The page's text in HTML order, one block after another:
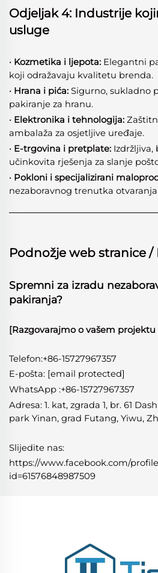
Odjeljak 4: Industrije
usluge
· Kozmetika i ljepota: Elegantni
koji odražavaju kvalitetu brenda.
· Hrana i pića: Sigurno, sukladno
pakiranje za hranu.
· Elektronika i tehnologija:
ambalaža za osjetljive uređaje.
· E-trgovina i pretplate: Izdržljiva,
učinkovita rješenja za slanje
· Pokloni i specijalizirani
nezaboravnog trenutka
Podnožje web stranice
Spremni za izradu
pakiranja?
[Razgovarajmo o vašem projektu
Telefon:+86-15727967357
E-pošta: [email protected]
WhatsApp :+86-15727967357
Adresa: 1. kat, zgrada 1, br. 61
park Yinan, grad Futang, Yiwu,
Slijedite nas:
https://www.facebook.com/
id=61576848987509